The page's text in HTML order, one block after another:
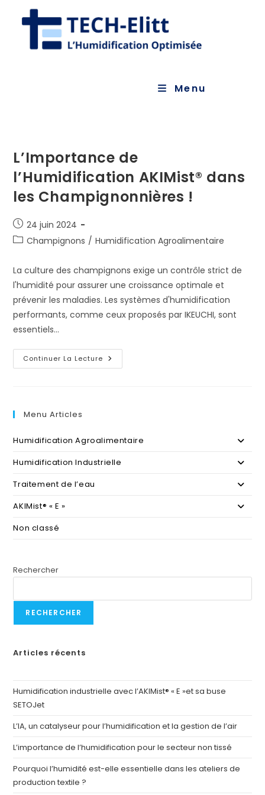
Menu
L’Importance de
l’Humidification AKIMist® dans
les Champignonnières !
Publication
publiée :
24 juin 2024
PostChampignons / Humidification Agroalimentaire
La culture des champignons exige un contrôle strict de
l'humidité pour assurer une croissance optimale et
prévenir les maladies. Les systèmes d'humidification
performants, comme ceux proposés par IKEUCHI, sont
essentiels…
Continuer La Lecture L’Importance
De
Menu Articles
Humidification Agroalimentaire
Humidification Industrielle
Traitement de l’eau
AKIMist® « E »
Non classé
Rechercher
RECHERCHER
Articles récents
Humidification industrielle avec l’AKIMist® « E »et sa buse
SETOJet
L’IA, un catalyseur pour l’humidification et la gestion de l’air
L’importance de l’humidification pour le secteur non tissé
Pourquoi l’humidité est-elle essentielle dans les ateliers de
production textile ?